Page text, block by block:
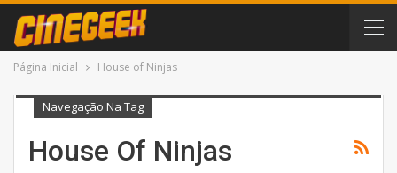
Página Inicial House of Ninjas
Navegação Na Tag
House Of Ninjas